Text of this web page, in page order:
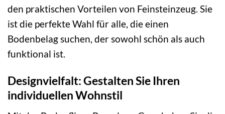
den praktischen Vorteilen von Feinsteinzeug. Sie
ist die perfekte Wahl für alle, die einen
Bodenbelag suchen, der sowohl schön als auch
funktional ist.
Designvielfalt: Gestalten Sie Ihren
individuellen Wohnstil